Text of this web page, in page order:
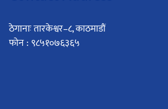
ठेगानाः तारकेश्वर–८, काठमाडौं
फोन : ९८५१०७६३६५